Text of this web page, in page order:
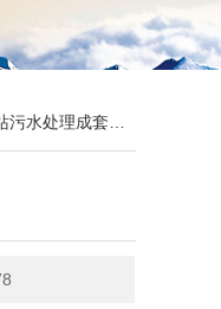
水处理成套设备